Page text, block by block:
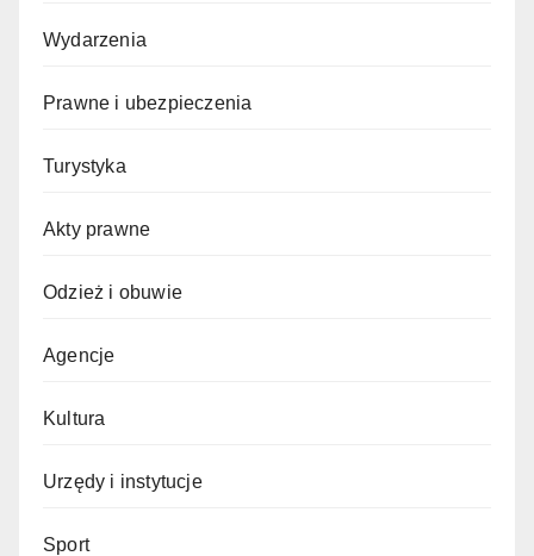
Wydarzenia
Prawne i ubezpieczenia
Turystyka
Akty prawne
Odzież i obuwie
Agencje
Kultura
Urzędy i instytucje
Sport